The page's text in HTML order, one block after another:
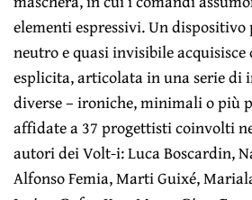
elementi espressivi. Un dispositivo
neutro e quasi invisibile acquisisce
esplicita, articolata in una serie di
diverse – ironiche, minimali o più
affidate a 37 progettisti coinvolti
autori dei Volt-i: Luca Boscardin,
Alfonso Femia, Marti Guixé,